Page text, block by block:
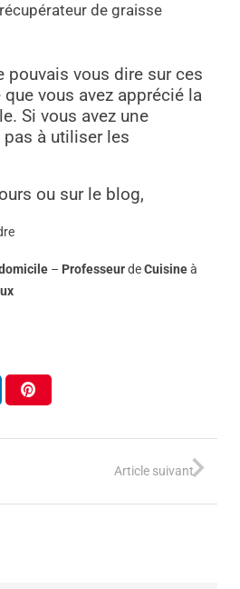
de graisse
pouvais vous dire sur ces
que vous avez apprécié la
Si vous avez une
pas à utiliser les
ou sur le blog,
– ProfesseurdeCuisineà
Article suivant